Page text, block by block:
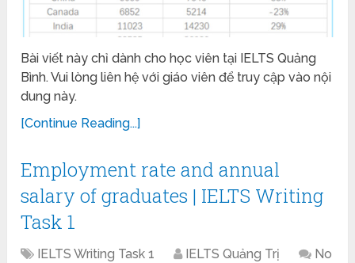
Bài viết này chỉ dành cho học viên tại IELTS Quảng
Bình. Vui lòng liên hệ với giáo viên để truy cập vào nội
dung này.
[Continue Reading...]
Employment rate and annual
salary of graduates | IELTS Writing
Task 1
IELTS Writing Task 1 IELTS Quảng Trị
No